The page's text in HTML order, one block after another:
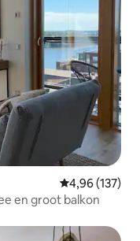
Gemiddelde
4,96 (137)
en groot balkon